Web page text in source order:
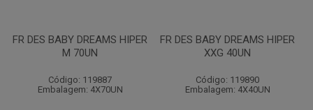
FR DES BABY DREAMS HIPER
M 70UN
Código: 119887
Embalagem: 4X70UN
FR DES BABY DREAMS HIPER
XXG 40UN
Código: 119890
Embalagem: 4X40UN